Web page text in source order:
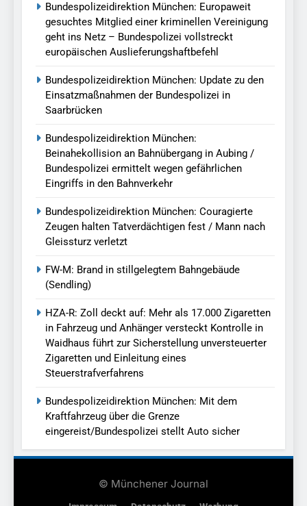
Bundespolizeidirektion München: Europaweit
gesuchtes Mitglied einer kriminellen Vereinigung
geht ins Netz – Bundespolizei vollstreckt
europäischen Auslieferungshaftbefehl
Bundespolizeidirektion München: Update zu den
Einsatzmaßnahmen der Bundespolizei in
Saarbrücken
Bundespolizeidirektion München:
Beinahekollision an Bahnübergang in Aubing /
Bundespolizei ermittelt wegen gefährlichen
Eingriffs in den Bahnverkehr
Bundespolizeidirektion München: Couragierte
Zeugen halten Tatverdächtigen fest / Mann nach
Gleissturz verletzt
FW-M: Brand in stillgelegtem Bahngebäude
(Sendling)
HZA-R: Zoll deckt auf: Mehr als 17.000 Zigaretten
in Fahrzeug und Anhänger versteckt Kontrolle in
Waidhaus führt zur Sicherstellung unversteuerter
Zigaretten und Einleitung eines
Steuerstrafverfahrens
Bundespolizeidirektion München: Mit dem
Kraftfahrzeug über die Grenze
eingereist/Bundespolizei stellt Auto sicher
© Münchener Journal